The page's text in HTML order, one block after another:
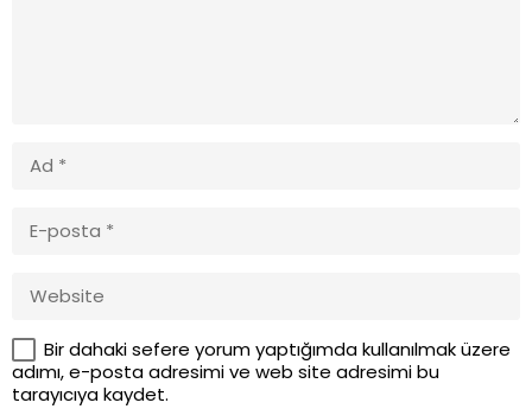
Bir dahaki sefere yorum yaptığımda kullanılmak üzere
adımı, e-posta adresimi ve web site adresimi bu
tarayıcıya kaydet.